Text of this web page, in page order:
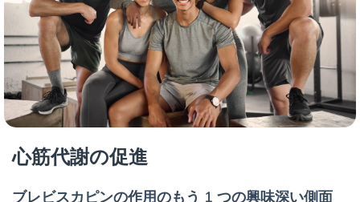
心筋代謝の促進
ブレビスカピンの作用のもう 1 つの興味深い側面